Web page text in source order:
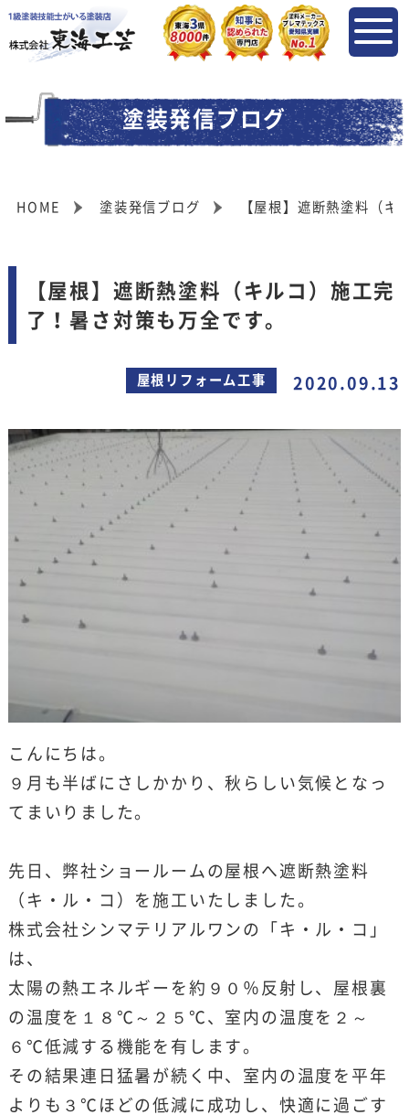
塗装発信ブログ
HOME 塗装発信ブログ 【屋根】遮断熱塗料（キ
【屋根】遮断熱塗料（キルコ）施工完
了！暑さ対策も万全です。
屋根リフォーム工事 2020.09.13
こんにちは。
９月も半ばにさしかかり、秋らしい気候となっ
てまいりました。
先日、弊社ショールームの屋根へ遮断熱塗料
（キ・ル・コ）を施工いたしました。
株式会社シンマテリアルワンの「キ・ル・コ」
は、
太陽の熱エネルギーを約９０％反射し、屋根裏
の温度を１８℃～２５℃、室内の温度を２～
６℃低減する機能を有します。
その結果連日猛暑が続く中、室内の温度を平年
よりも３℃ほどの低減に成功し、快適に過ごす